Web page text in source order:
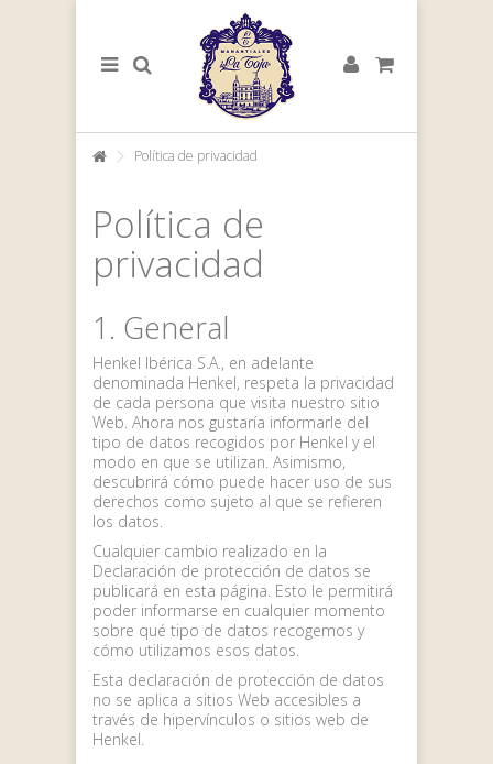
Política de privacidad
Política de
privacidad
1. General
Henkel Ibérica S.A., en adelante
denominada Henkel, respeta la privacidad
de cada persona que visita nuestro sitio
Web. Ahora nos gustaría informarle del
tipo de datos recogidos por Henkel y el
modo en que se utilizan. Asimismo,
descubrirá cómo puede hacer uso de sus
derechos como sujeto al que se refieren
los datos.
Cualquier cambio realizado en la
Declaración de protección de datos se
publicará en esta página. Esto le permitirá
poder informarse en cualquier momento
sobre qué tipo de datos recogemos y
cómo utilizamos esos datos.
Esta declaración de protección de datos
no se aplica a sitios Web accesibles a
través de hipervínculos o sitios web de
Henkel.